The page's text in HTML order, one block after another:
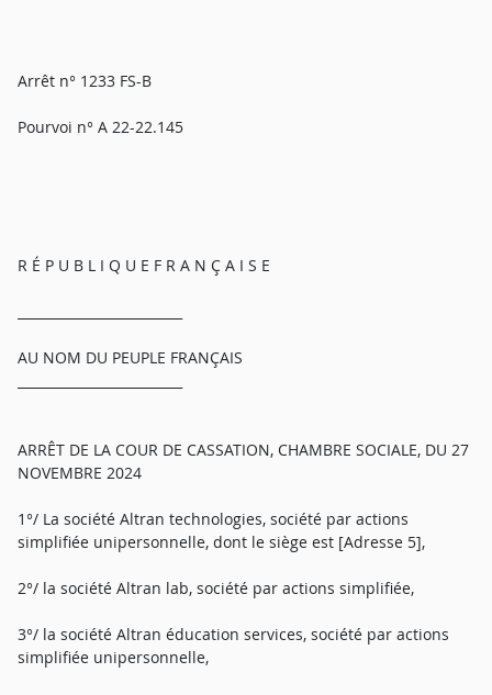
Arrêt n° 1233 FS-B
Pourvoi n° A 22-22.145
R É P U B L I Q U E F R A N Ç A I S E
AU NOM DU PEUPLE FRANÇAIS
ARRÊT DE LA COUR DE CASSATION, CHAMBRE SOCIALE, DU 27
NOVEMBRE 2024
1°/ La société Altran technologies, société par actions
simplifiée unipersonnelle, dont le siège est [Adresse 5],
2°/ la société Altran lab, société par actions simplifiée,
3°/ la société Altran éducation services, société par actions
simplifiée unipersonnelle,